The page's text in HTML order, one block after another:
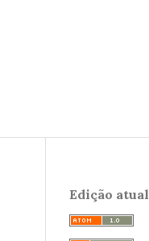
Edição atual